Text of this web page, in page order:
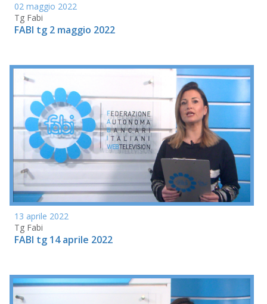
02 maggio 2022
Tg Fabi
FABI tg 2 maggio 2022
13 aprile 2022
Tg Fabi
FABI tg 14 aprile 2022